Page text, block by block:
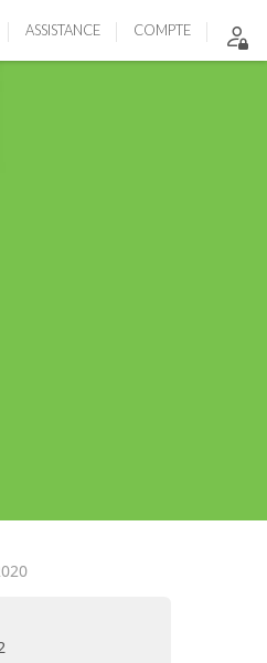
ASSISTANCE COMPTE